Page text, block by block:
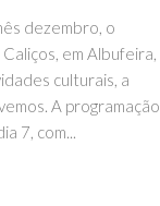
dezembro, o
em Albufeira,
culturais, a
A programação
7, com...